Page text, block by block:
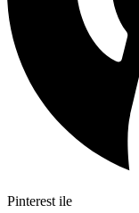
Pinterest ile